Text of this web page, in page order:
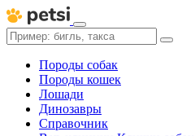
Породы собак
Породы кошек
Лошади
Динозавры
Справочник